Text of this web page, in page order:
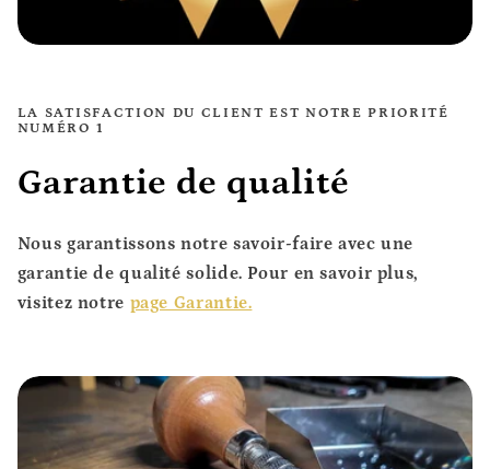
LA SATISFACTION DU CLIENT EST NOTRE PRIORITÉ
NUMÉRO 1
Garantie de qualité
Nous garantissons notre savoir-faire avec une
garantie de qualité solide. Pour en savoir plus,
visitez notre page Garantie.